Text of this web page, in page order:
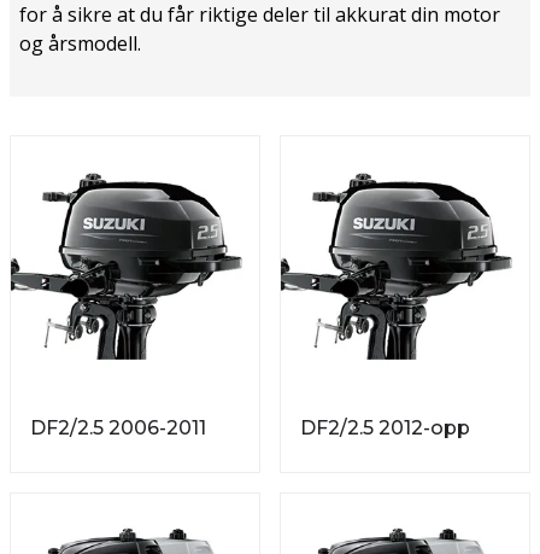
for å sikre at du får riktige deler til akkurat din motor
og årsmodell.
DF2/2.5 2006-2011 DF2/2.5 2012-opp